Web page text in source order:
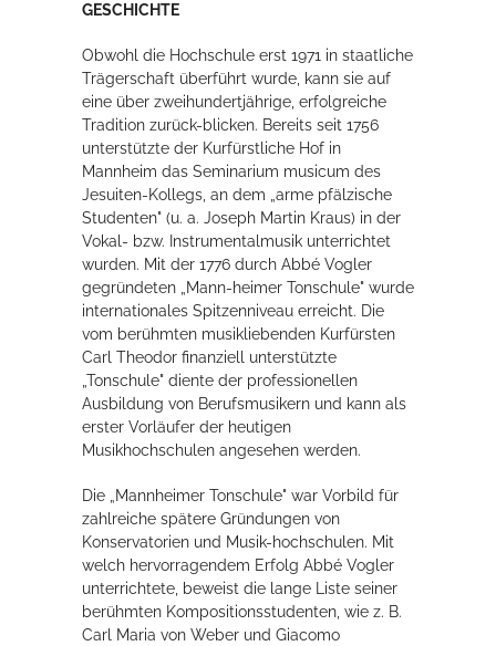
Service
Konzerte, Tagungen und vieles mehr
Die Stadthalle Hockenheim bietet den perfekten Standort für Events
mehr dazu...
Erleben in Hockenheim
Spaß unter prickelnden Wasserfällen, das rauschende Meer im
Wellenbecken oder doch lieber die pure Entspannung auf der
Sprudelliege im Solebecken?
mehr dazu...
GESCHICHTE
Obwohl die Hochschule erst 1971 in staatliche
Trägerschaft überführt wurde, kann sie auf
eine über zweihundertjährige, erfolgreiche
Tradition zurück-blicken. Bereits seit 1756
unterstützte der Kurfürstliche Hof in
Mannheim das Seminarium musicum des
Jesuiten-Kollegs, an dem „arme pfälzische
Studenten" (u. a. Joseph Martin Kraus) in der
Vokal- bzw. Instrumentalmusik unterrichtet
wurden. Mit der 1776 durch Abbé Vogler
gegründeten „Mann-heimer Tonschule" wurde
internationales Spitzenniveau erreicht. Die
vom berühmten musikliebenden Kurfürsten
Carl Theodor finanziell unterstützte
„Tonschule" diente der professionellen
Ausbildung von Berufsmusikern und kann als
erster Vorläufer der heutigen
Musikhochschulen angesehen werden.
Die „Mannheimer Tonschule" war Vorbild für
zahlreiche spätere Gründungen von
Konservatorien und Musik-hochschulen. Mit
welch hervorragendem Erfolg Abbé Vogler
unterrichtete, beweist die lange Liste seiner
berühmten Kompositionsstudenten, wie z. B.
Carl Maria von Weber und Giacomo